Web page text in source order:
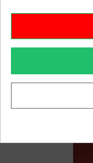
Recambio de
(7m6/7m9) |